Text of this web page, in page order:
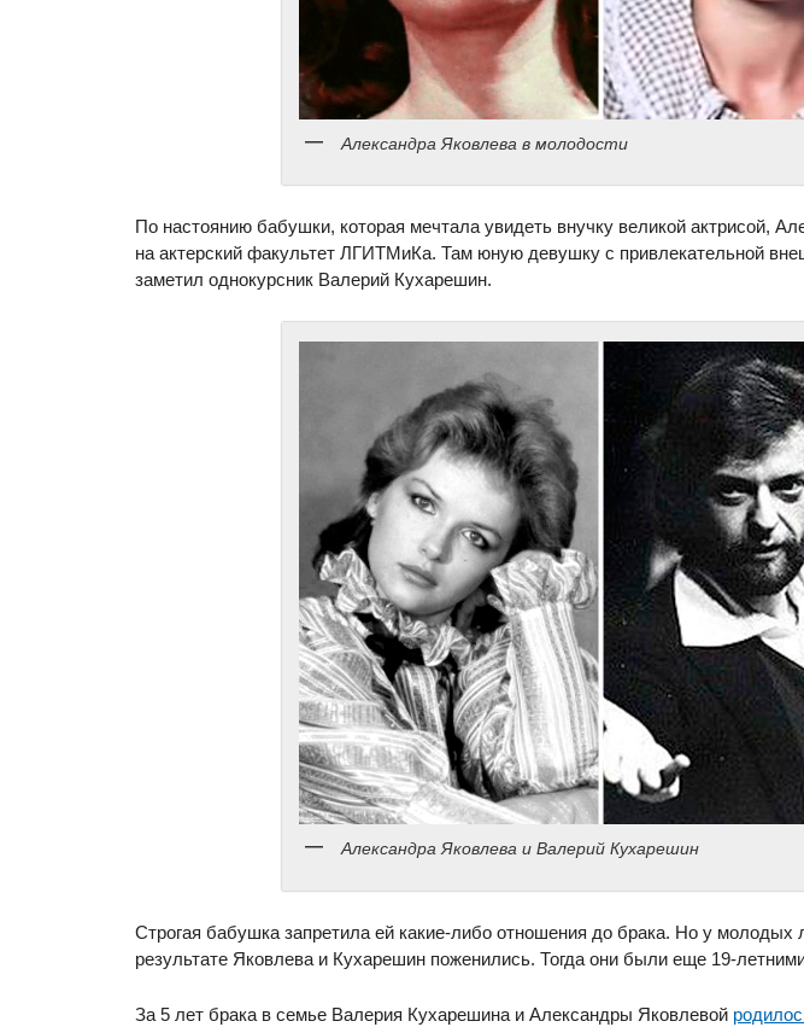
Александра Яковлева в молодости
По настоянию бабушки, которая мечтала увидеть внучку великой актрисой,
на актерский факультет ЛГИТМиКа. Там юную девушку с привлекательной
заметил однокурсник Валерий Кухарешин.
Александра Яковлева и Валерий Кухарешин
Строгая бабушка запретила ей какие-либо отношения до брака. Но у молодых
результате Яковлева и Кухарешин поженились. Тогда они были еще 19-
За 5 лет брака в семье Валерия Кухарешина и Александры Яковлевой